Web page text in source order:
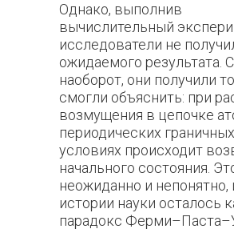
Однако, выполнив
вычислительный
исследователи не
ожидаемого результата.
наоборот, они получили
смогли объяснить: при
возмущения в цепочке
периодических граничных
условиях происходит
начального состояния.
неожиданно и непонятно,
истории науки осталось
парадокс